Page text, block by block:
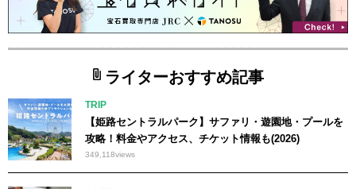
ライターおすすめ記事
TRIP
【姫路セントラルパーク】サファリ・遊園地・プールを
攻略！料金やアクセス、チケット情報も(2026)
349,118views